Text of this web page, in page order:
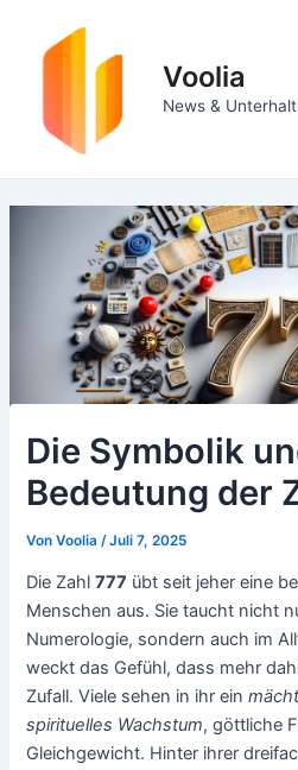
Voolia
News &
Die Symbolik
Bedeutung der
VonVoolia/Juli 7, 2025
Die Zahl777 übt seit jeher eine
Menschen aus. Sie taucht nicht
Numerologie, sondern auch im
weckt das Gefühl, dass mehr
Zufall. Viele sehen in ihr ein
spirituelles Wachstum, göttliche
Gleichgewicht. Hinter ihrer